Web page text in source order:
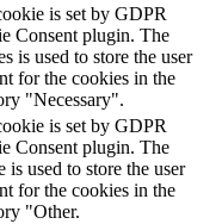
is set by GDPR
Consent plugin. The
is used to store the user
for the cookies in the
"Necessary".
is set by GDPR
Consent plugin. The
is used to store the user
for the cookies in the
"Other.